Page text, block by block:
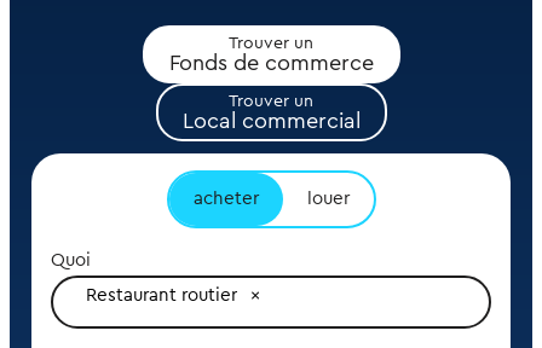
Trouver un
Fonds de commerce
Trouver un
Local commercial
acheter louer
Quoi
Restaurant routier